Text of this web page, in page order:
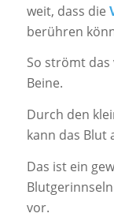
weit, dass die
berühren
So strömt
Beine.
Durch den
kann das Blut
Das ist ein
vor.